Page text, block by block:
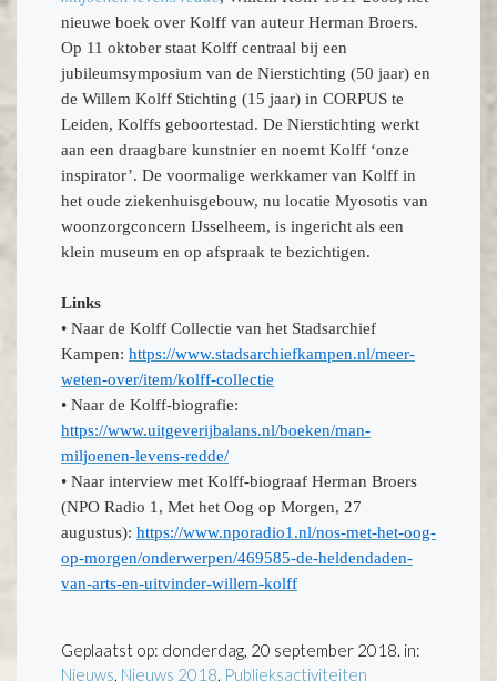
nieuwe boek over Kolff van auteur Herman Broers.
Op 11 oktober staat Kolff centraal bij een
jubileumsymposium van de Nierstichting (50 jaar) en
de Willem Kolff Stichting (15 jaar) in CORPUS te
Leiden, Kolffs geboortestad. De Nierstichting werkt
aan een draagbare kunstnier en noemt Kolff ‘onze
inspirator’. De voormalige werkkamer van Kolff in
het oude ziekenhuisgebouw, nu locatie Myosotis van
woonzorgconcern IJsselheem, is ingericht als een
klein museum en op afspraak te bezichtigen.
Links
• Naar de Kolff Collectie van het Stadsarchief
Kampen: https://www.stadsarchiefkampen.nl/meer-
weten-over/item/kolff-collectie
• Naar de Kolff-biografie:
https://www.uitgeverijbalans.nl/boeken/man-
miljoenen-levens-redde/
• Naar interview met Kolff-biograaf Herman Broers
(NPO Radio 1, Met het Oog op Morgen, 27
augustus): https://www.nporadio1.nl/nos-met-het-oog-
op-morgen/onderwerpen/469585-de-heldendaden-
van-arts-en-uitvinder-willem-kolff
Geplaatst op: donderdag, 20 september 2018. in:
Nieuws, Nieuws 2018, Publieksactiviteiten